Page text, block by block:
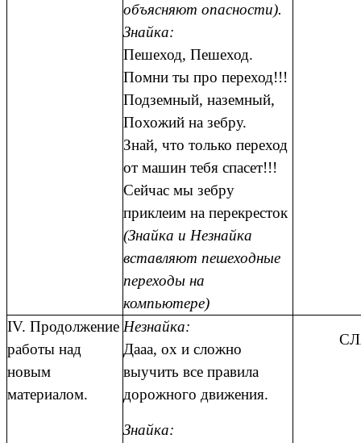
объясняют опасности).
Знайка:
Пешеход, Пешеход.
Помни ты про переход!!!
Подземный, наземный,
Похожий на зебру.
Знай, что только переход
от машин тебя спасет!!!
Сейчас мы зебру
приклеим на перекресток
(Знайка и Незнайка
вставляют пешеходные
переходы на
компьютере)
IV. Продолжение
работы над
новым
материалом.
Незнайка:
Дааа, ох и сложно
выучить все правила
дорожного движения.
Знайка: